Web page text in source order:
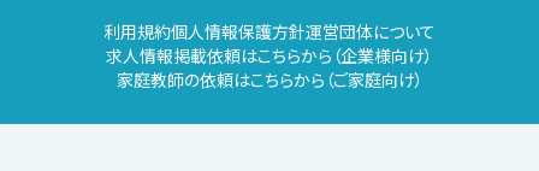
利用規約個人情報保護方針運営団体について
求人情報掲載依頼はこちらから（企業様向け）
家庭教師の依頼はこちらから（ご家庭向け）